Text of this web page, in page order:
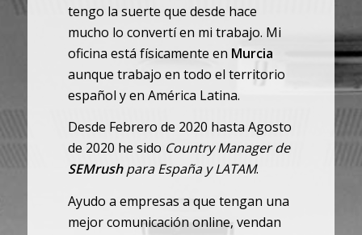
tengo la suerte que desde hace
mucho lo convertí en mi trabajo. Mi
oficina está físicamente en Murcia
aunque trabajo en todo el territorio
español y en América Latina.
Desde Febrero de 2020 hasta Agosto
de 2020 he sido Country Manager de
SEMrushpara España y LATAM.
Ayudo a empresas a que tengan una
mejor comunicación online, vendan